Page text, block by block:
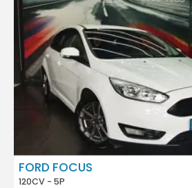
FORD FOCUS
120CV - 5P